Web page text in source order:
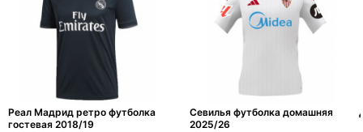
Реал Мадрид ретро футболка
гостевая 2018/19
Севилья футболка домашняя
2025/26